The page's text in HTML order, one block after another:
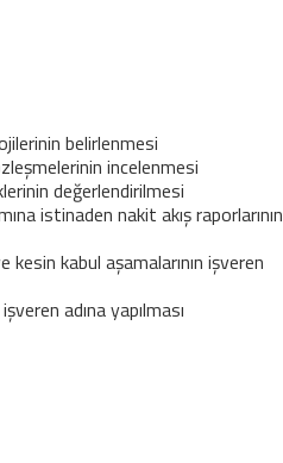
belirlenmesi
incelenmesi
değerlendirilmesi
istinaden nakit akış raporlarının
kabul aşamalarının işveren
adına yapılması